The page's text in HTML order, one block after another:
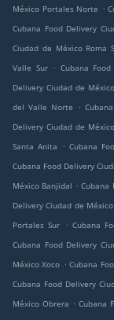
México Portales Norte .
Cubana Food Delivery
Ciudad de México Roma
Valle Sur
. Cubana
Delivery Ciudad de
del Valle Norte
.
Delivery Ciudad de
Santa Anita
. Cubana
Cubana Food Delivery
México Banjidal . Cubana
Delivery Ciudad de
Portales Sur
. Cubana
Cubana Food Delivery
México Xoco . Cubana
Cubana Food Delivery
México Obrera . Cubana